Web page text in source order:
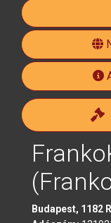
Budapest, 1182